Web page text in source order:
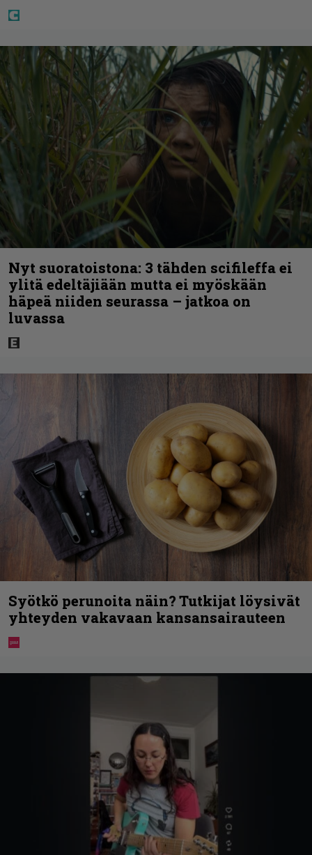
Nyt suoratoistona: 3 tähden scifileffa ei
ylitä edeltäjiään mutta ei myöskään
häpeä niiden seurassa – jatkoa on
luvassa
Syötkö perunoita näin? Tutkijat löysivät
yhteyden vakavaan kansansairauteen